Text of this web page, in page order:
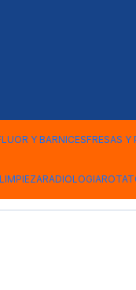
Y BARNICESFRESAS Y
RADIOLOGIA